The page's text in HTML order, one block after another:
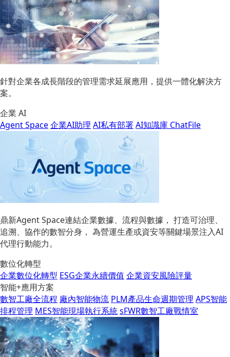
針對企業各成長階段的管理需求延展應用，提供一體化解決方
案。
企業 AI
Agent Space企業AI助理 AI私有部署AI知識庫 ChatFile
鼎新Agent Space連結企業數據、流程與數據， 打造可治理、
追溯、協作的數智分身， 為營運生產或資安等關鍵場景注入AI
代理行動能力。
數位化轉型
企業數位化轉型 ESG企業永續價值 企業資安風險評量
智能+應用方案
數智工廠全流程 廠內智能物流 PLM產品生命週期管理 APS智能
排程管理 MES智能現場執行系統sFWR數智工廠戰情室